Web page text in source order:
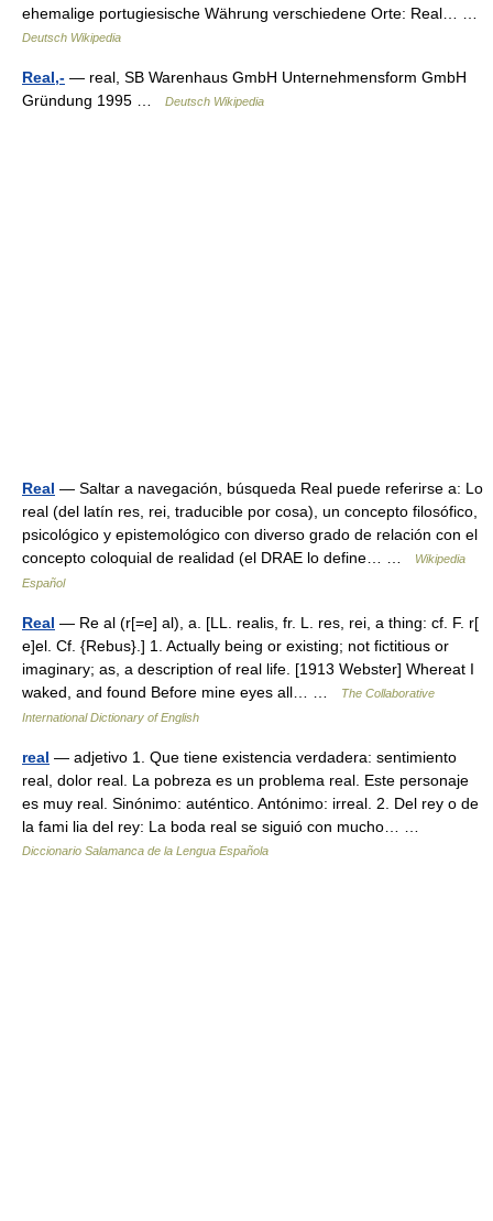
ehemalige portugiesische Währung verschiedene Orte: Real… …
Deutsch Wikipedia
Real,- — real, SB Warenhaus GmbH Unternehmensform GmbH
Gründung 1995 …
Deutsch Wikipedia
Real — Saltar a navegación, búsqueda Real puede referirse a: Lo
real (del latín res, rei, traducible por cosa), un concepto filosófico,
psicológico y epistemológico con diverso grado de relación con el
concepto coloquial de realidad (el DRAE lo define… …
Wikipedia
Español
Real — Re al (r[=e] al), a. [LL. realis, fr. L. res, rei, a thing: cf. F. r[
e]el. Cf. {Rebus}.] 1. Actually being or existing; not fictitious or
imaginary; as, a description of real life. [1913 Webster] Whereat I
waked, and found Before mine eyes all… …
The Collaborative
International Dictionary of English
real — adjetivo 1. Que tiene existencia verdadera: sentimiento
real, dolor real. La pobreza es un problema real. Este personaje
es muy real. Sinónimo: auténtico. Antónimo: irreal. 2. Del rey o de
la fami lia del rey: La boda real se siguió con mucho… …
Diccionario Salamanca de la Lengua Española